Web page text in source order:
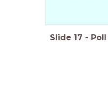
Slide 17 - Poll